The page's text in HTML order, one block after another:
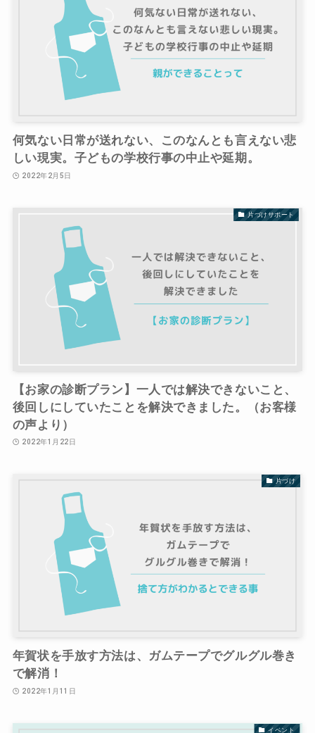
何気ない日常が送れない、このなんとも言えない悲
しい現実。子どもの学校行事の中止や延期。
2022年2月5日
片づけサポート
【お家の診断プラン】一人では解決できないこと、
後回しにしていたことを解決できました。（お客様
の声より）
2022年1月22日
片づけ
年賀状を手放す方法は、ガムテープでグルグル巻き
で解消！
2022年1月11日
イベント